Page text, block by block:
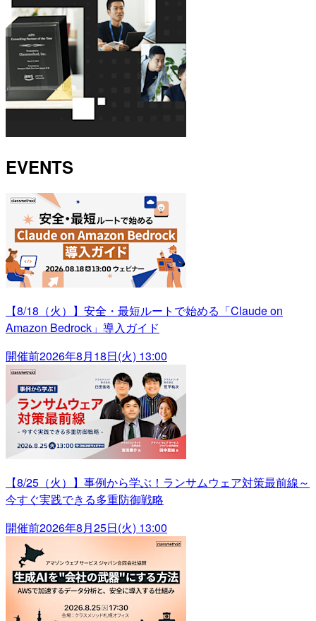
EVENTS
【8/18（火）】安全・最短ルートで始める「Claude on
Amazon Bedrock」導入ガイド
開催前2026年8月18日(火) 13:00
【8/25（火）】事例から学ぶ！ランサムウェア対策最前線～
今すぐ実践できる多重防御戦略
開催前2026年8月25日(火) 13:00